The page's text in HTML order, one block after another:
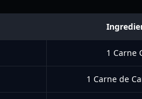
1 Carne
1 Carne de